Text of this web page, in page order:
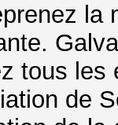
la
tous les
de